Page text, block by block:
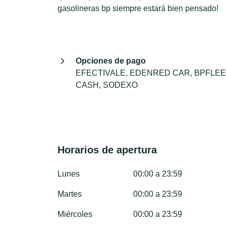
gasolineras bp siempre estará bien pensado!
Opciones de pago
EFECTIVALE, EDENRED CAR,
CASH, SODEXO
Horarios de apertura
Lunes 00:00 a 23:59
Martes 00:00 a 23:59
Miércoles 00:00 a 23:59